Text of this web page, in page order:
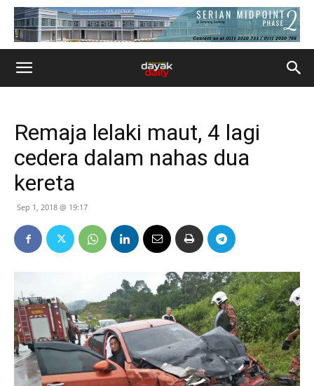
Remaja lelaki maut, 4 lagi
cedera dalam nahas dua
kereta
Sep 1, 2018 @ 19:17